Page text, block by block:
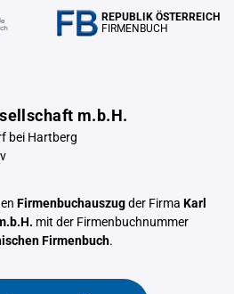
REPUBLIK ÖSTERREICH
FIRMENBUCH
m.b.H.
bei Hartberg
Firmenbuchauszugder Firma Karl
mit der Firmenbuchnummer
Firmenbuch.